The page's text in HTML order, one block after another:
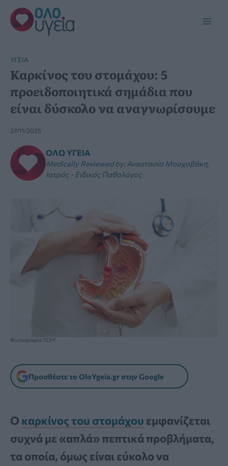
Μετάβαση
στο
περιεχόμενο
YΓΕΊΑ
Καρκίνος του στομάχου: 5
προειδοποιητικά σημάδια που
είναι δύσκολο να αναγνωρίσουμε
27/11/2025
ΌΛΟ ΥΓΕΊΑ
Medically Reviewed by: Αναστασία Μοσχοβάκη,
Ιατρός - Ειδικός Παθολόγος
Φωτογραφία: 123rf
Προσθέστε το OloYgeia.gr στην Google
Ο καρκίνος του στομάχου εμφανίζεται
συχνά με «απλά» πεπτικά προβλήματα,
τα οποία, όμως είναι εύκολο να